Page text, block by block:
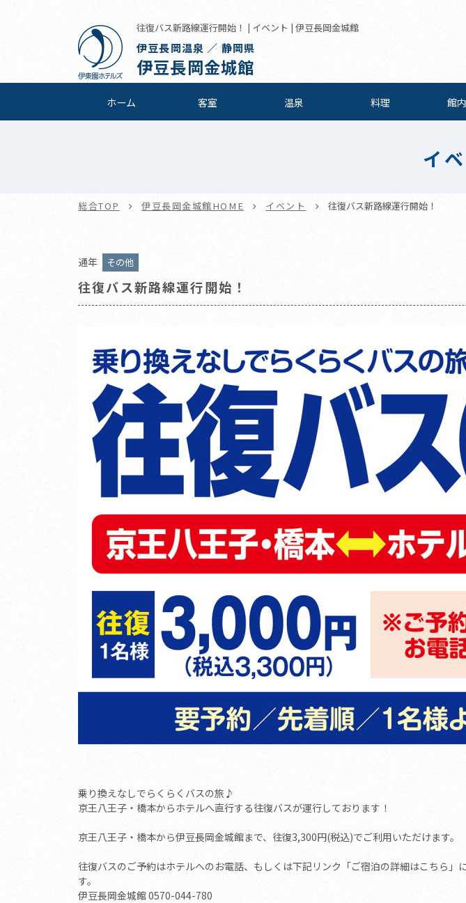
往復バス新路線運行開始！ | イベント | 伊豆長岡金城館
伊豆長岡温泉 ／ 静岡県
伊豆長岡金城館
ホーム 客室 温泉 料理 館
イ
総合TOP 伊豆長岡金城館HOME イベント 往復バス新路線運行開始！
通年 その他
往復バス新路線運行開始！
乗り換えなしでらくらくバスの旅♪
京王八王子・橋本からホテルへ直行する往復バスが運行しております！
京王八王子・橋本から伊豆長岡金城館まで、往復3,300円(税込)でご利用いただけます。
往復バスのご予約はホテルへのお電話、もしくは下記リンク「ご宿泊の詳細はこちら」
す。
伊豆長岡金城館 0570-044-780